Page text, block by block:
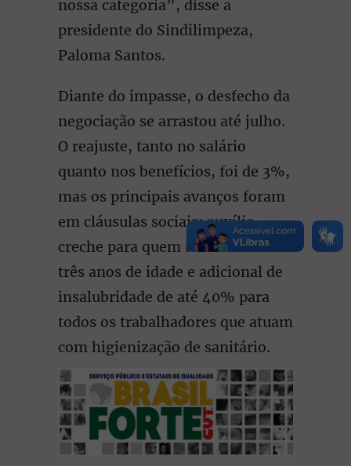
nossa categoria”, disse a
presidente do Sindilimpeza,
Paloma Santos.
Diante do impasse, o desfecho da
negociação se arrastou até julho.
O reajuste, tanto no salário
quanto nos benefícios, foi de 3%,
mas os principais avanços foram
em cláusulas sociais: auxílio-
creche para quem tem filhos até
três anos de idade e adicional de
insalubridade de até 40% para
todos os trabalhadores que atuam
com higienização de sanitário.